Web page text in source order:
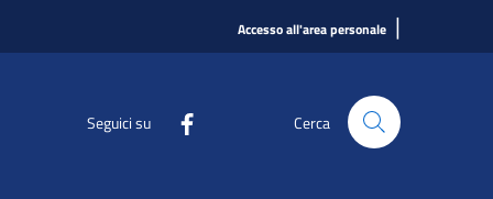
Accesso all'area personale |
Seguici su Cerca